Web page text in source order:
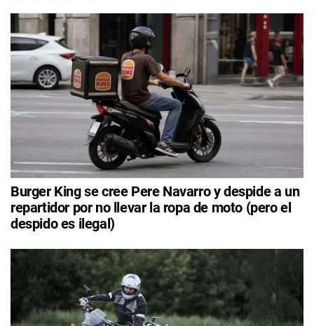
Burger King se cree Pere Navarro y despide a un
repartidor por no llevar la ropa de moto (pero el
despido es ilegal)